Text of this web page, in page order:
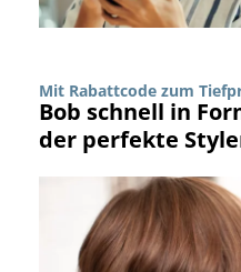
Mit Rabattcode zum
Bob schnell in
der perfekte